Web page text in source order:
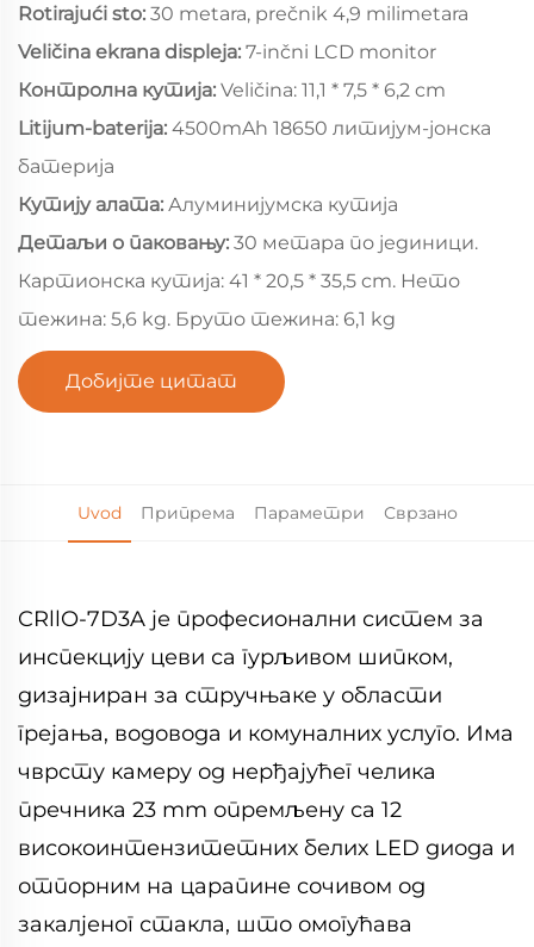
Rotirajući sto: 30 metara, prečnik 4,9 milimetara
Veličina ekrana displeja: 7-inčni LCD monitor
Контролна кутија: Veličina: 11,1 * 7,5 * 6,2 cm
Litijum-baterija: 4500mAh 18650 литијум-јонска
батерија
Кутију алата: Алуминијумска кутија
Детаљи о паковању: 30 метара по јединици.
Картионска кутија: 41 * 20,5 * 35,5 cm. Нето
тежина: 5,6 kg. Бруто тежина: 6,1 kg
Добијте цитат
Uvod Припрема Параметри Сврзано
CRllO-7D3A је професионални систем за
инспекцију цеви са гурљивом шипком,
дизајниран за стручњаке у области
грејања, водовода и комуналних услуго. Има
чврсту камеру од нерђајућег челика
пречника 23 mm опремљену са 12
високоинтензитетних белих LED диода и
отпорним на царапине сочивом од
закалјеног стакла, што омогућава